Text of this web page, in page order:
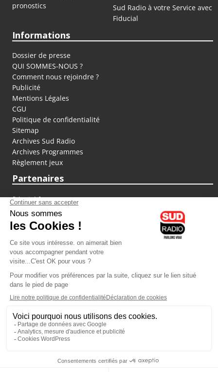
pronostics
Sud Radio à votre Service avec
Fiducial
Informations
Dossier de presse
QUI SOMMES-NOUS ?
Comment nous rejoindre ?
Publicité
Mentions Légales
CGU
Politique de confidentialité
Sitemap
Archives Sud Radio
Archives Programmes
Règlement jeux
Partenaires
fiducial.fr
lyoncapitale.fr
olympique-et-lyonnais.com
L'application Iphone / Android
Téléchargez l'application
Les cookies
Gestion des cookies
Crédit photos : ©Sud Radio / Pierre Olivier